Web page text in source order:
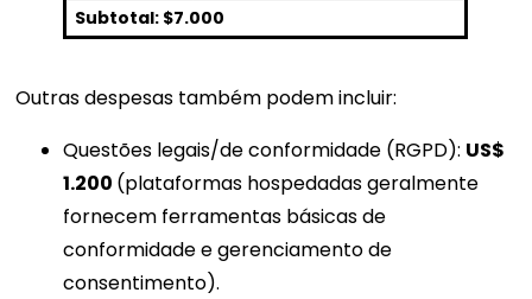
Subtotal: $7.000
Outras despesas também podem incluir:
Questões legais/de conformidade (RGPD): US$
1.200 (plataformas hospedadas geralmente
fornecem ferramentas básicas de
conformidade e gerenciamento de
consentimento).